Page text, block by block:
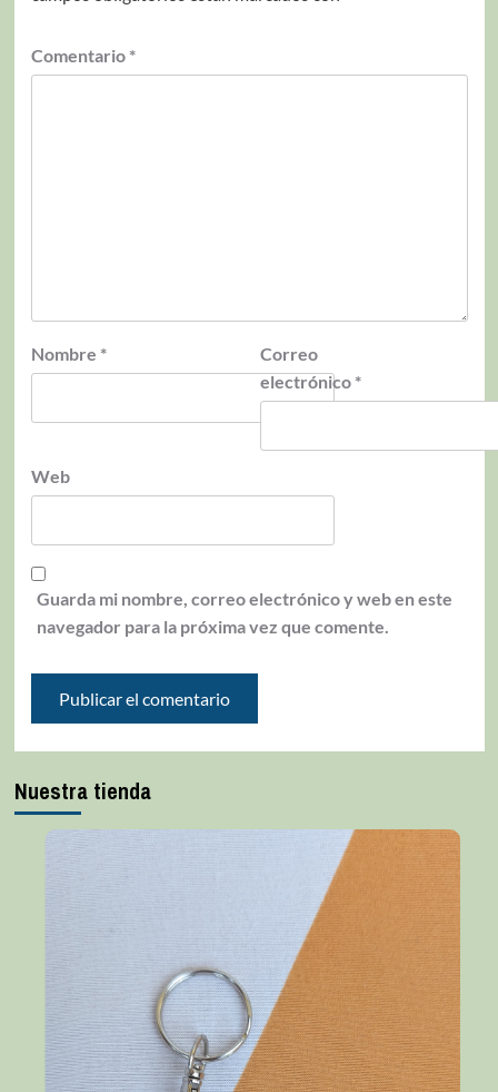
Comentario *
Nombre *
Correo
electrónico *
Web
Guarda mi nombre, correo electrónico y web en este
navegador para la próxima vez que comente.
Nuestra tienda